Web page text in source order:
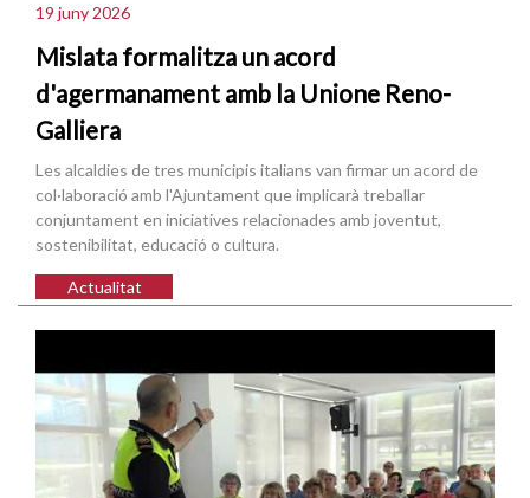
19 juny 2026
Mislata formalitza un acord
d'agermanament amb la Unione Reno-
Galliera
Les alcaldies de tres municipis italians van firmar un acord de
col·laboració amb l'Ajuntament que implicarà treballar
conjuntament en iniciatives relacionades amb joventut,
sostenibilitat, educació o cultura.
Actualitat